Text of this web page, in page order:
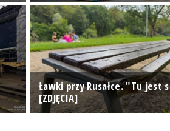
Ławki przy Rusałce. "Tu jest
[ZDJĘCIA]